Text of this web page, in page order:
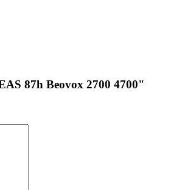
87h Beovox 2700 4700"